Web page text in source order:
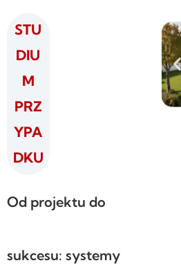
STU
DIU
M
PRZ
YPA
DKU
Od projektu do
sukcesu: systemy